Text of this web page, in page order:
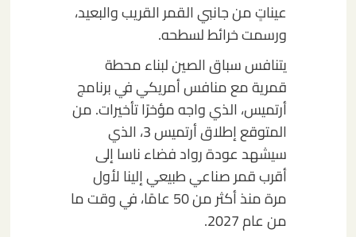
عيناتٍ من جانبي القمر القريب والبعيد،
ورسمت خرائط لسطحه.
يتنافس سباق الصين لبناء محطة
قمرية مع منافس أمريكي في برنامج
أرتميس، الذي واجه مؤخرًا تأخيرات. من
المتوقع إطلاق أرتميس 3، الذي
سيشهد عودة رواد فضاء ناسا إلى
أقرب قمر صناعي طبيعي إلينا لأول
مرة منذ أكثر من 50 عامًا، في وقت ما
من عام 2027.